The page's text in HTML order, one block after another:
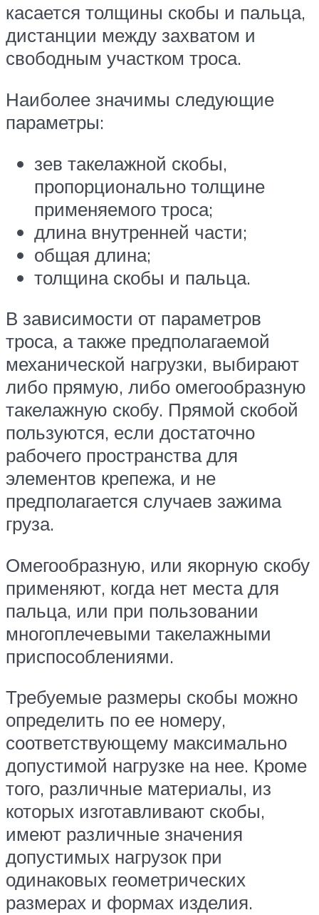
касается толщины скобы и пальца,
дистанции между захватом и
свободным участком троса.
Наиболее значимы следующие
параметры:
зев такелажной скобы,
пропорционально толщине
применяемого троса;
длина внутренней части;
общая длина;
толщина скобы и пальца.
В зависимости от параметров
троса, а также предполагаемой
механической нагрузки, выбирают
либо прямую, либо омегообразную
такелажную скобу. Прямой скобой
пользуются, если достаточно
рабочего пространства для
элементов крепежа, и не
предполагается случаев зажима
груза.
Омегообразную, или якорную скобу
применяют, когда нет места для
пальца, или при пользовании
многоплечевыми такелажными
приспособлениями.
Требуемые размеры скобы можно
определить по ее номеру,
соответствующему максимально
допустимой нагрузке на нее. Кроме
того, различные материалы, из
которых изготавливают скобы,
имеют различные значения
допустимых нагрузок при
одинаковых геометрических
размерах и формах изделия.